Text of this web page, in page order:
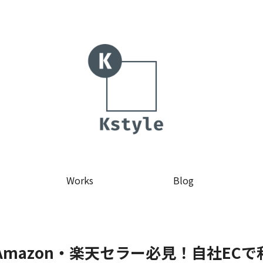
Works Blog
・楽天セラー必見！自社ECで